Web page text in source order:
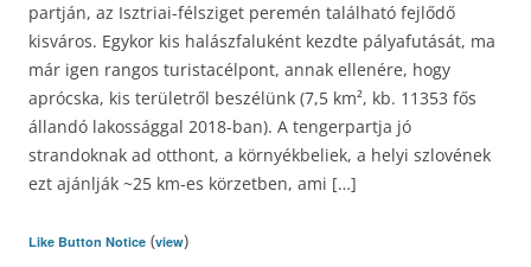
partján, az Isztriai-félsziget peremén található fejlődő
kisváros. Egykor kis halászfaluként kezdte pályafutását, ma
már igen rangos turistacélpont, annak ellenére, hogy
aprócska, kis területről beszélünk (7,5 km², kb. 11353 fős
állandó lakossággal 2018-ban). A tengerpartja jó
strandoknak ad otthont, a környékbeliek, a helyi szlovének
ezt ajánlják ~25 km-es körzetben, ami […]
Like Button Notice (view)